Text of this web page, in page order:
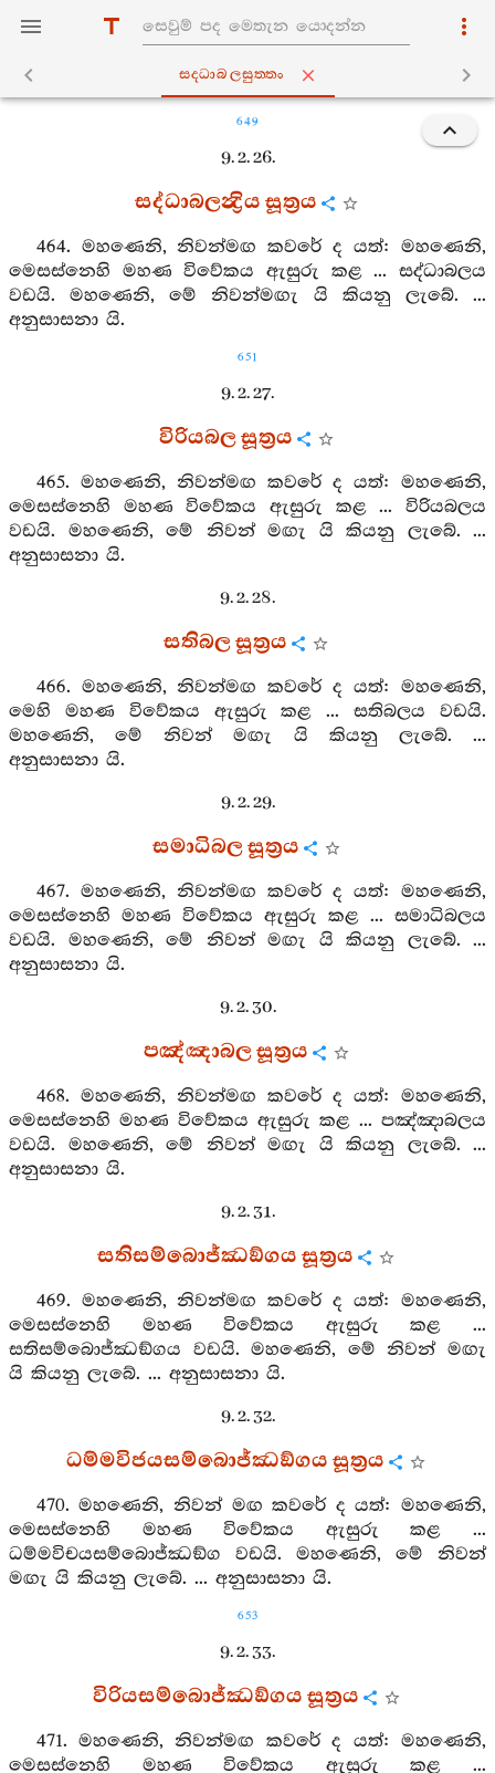
සද‍්ධාබලසුත‍්තං
649
9. 2. 26.
සද්ධාබලන්‍ද්‍රිය සූත්‍රය
464. මහණෙනි, නිවන්මඟ කවරේ ද යත්: මහණෙනි,
මෙසස්නෙහි මහණ විවේකය ඇසුරු කළ ... සද්ධාබලය
වඩයි. මහණෙනි, මේ නිවන්මඟැ යි කියනු ලැබේ. ...
අනුසාසනා යි.
651
9. 2. 27.
විරියබල සූත්‍රය
465. මහණෙනි, නිවන්මඟ කවරේ ද යත්: මහණෙනි,
මෙසස්නෙහි මහණ විවේකය ඇසුරු කළ ... විරියබලය
වඩයි. මහණෙනි, මේ නිවන් මඟැ යි කියනු ලැබේ. ...
අනුසාසනා යි.
9. 2. 28.
සතිබල සූත්‍රය
466. මහණෙනි, නිවන්මඟ කවරේ ද යත්: මහණෙනි,
මෙහි මහණ විවේකය ඇසුරු කළ ... සතිබලය වඩයි.
මහණෙනි, මේ නිවන් මඟැ යි කියනු ලැබේ. ...
අනුසාසනා යි.
9. 2. 29.
සමාධිබල සූත්‍රය
467. මහණෙනි, නිවන්මඟ කවරේ ද යත්: මහණෙනි,
මෙසස්නෙහි මහණ විවේකය ඇසුරු කළ ... සමාධිබලය
වඩයි. මහණෙනි, මේ නිවන් මඟැ යි කියනු ලැබේ. ...
අනුසාසනා යි.
9. 2. 30.
පඤ්ඤාබල සූත්‍රය
468. මහණෙනි, නිවන්මඟ කවරේ ද යත්: මහණෙනි,
මෙසස්නෙහි මහණ විවේකය ඇසුරු කළ ... පඤ්ඤාබලය
වඩයි. මහණෙනි, මේ නිවන් මඟැ යි කියනු ලැබේ. ...
අනුසාසනා යි.
9. 2. 31.
සතිසම්බොජ්ඣඞ්ගය සූත්‍රය
469. මහණෙනි, නිවන්මඟ කවරේ ද යත්: මහණෙනි,
මෙසස්නෙහි මහණ විවේකය ඇසුරු කළ ...
සතිසම්බොජ්ඣඞ්ගය වඩයි. මහණෙනි, මේ නිවන් මඟැ
යි කියනු ලැබේ. ... අනුසාසනා යි.
9. 2. 32.
ධම්මවිජයසම්බොජ්ඣඞ්ගය සූත්‍රය
470. මහණෙනි, නිවන් මඟ කවරේ ද යත්: මහණෙනි,
මෙසස්නෙහි මහණ විවේකය ඇසුරු කළ ...
ධම්මවිචයසම්බොජ්ඣඞ්ග වඩයි. මහණෙනි, මේ නිවන්
මඟැ යි කියනු ලැබේ. ... අනුසාසනා යි.
653
9. 2. 33.
විරියසම්බොජ්ඣඞ්ගය සූත්‍රය
471. මහණෙනි, නිවන්මඟ කවරේ ද යත්: මහණෙනි,
මෙසස්නෙහි මහණ විවේකය ඇසුරු කළ ...